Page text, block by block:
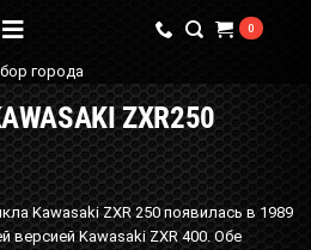
города
0
ZXR250
Kawasaki ZXR 250 появилась в 1989
версией Kawasaki ZXR 400. Обе